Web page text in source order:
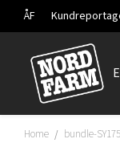
ÅF
Hoppa
innehåll
Home / bundle-